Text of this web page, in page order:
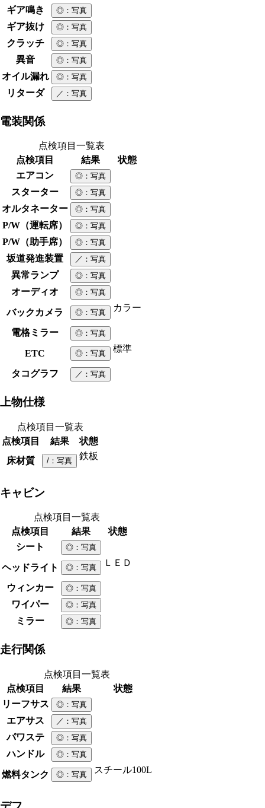
ギア鳴き
◎ ：写真
ギア抜け ◎ ：写真
クラッチ ◎ ：写真
異音 ◎ ：写真
オイル漏れ ◎ ：写真
リターダ ／ ：写真
電装関係
点検項目一覧表
点検項目
結果
状態
エアコン
◎ ：写真
スターター ◎ ：写真
オルタネーター ◎ ：写真
P/W（運転席） ◎ ：写真
P/W（助手席） ◎ ：写真
坂道発進装置 ／ ：写真
異常ランプ ◎ ：写真
オーディオ ◎ ：写真
バックカメラ ◎ ：写真 カラー
電格ミラー ◎ ：写真
ETC ◎ ：写真 標準
タコグラフ ／ ：写真
上物仕様
点検項目一覧表
点検項目
結果
状態
床材質
/ ：写真 鉄板
キャビン
点検項目一覧表
点検項目
結果
状態
シート
◎ ：写真
ヘッドライト ◎ ：写真 ＬＥＤ
ウィンカー ◎ ：写真
ワイパー ◎ ：写真
ミラー ◎ ：写真
走行関係
点検項目一覧表
点検項目
結果
状態
リーフサス
◎ ：写真
エアサス ／ ：写真
パワステ ◎ ：写真
ハンドル ◎ ：写真
燃料タンク ◎ ：写真 スチール100L